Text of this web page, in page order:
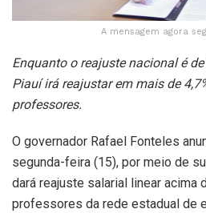
A mensagem agora
Enquanto o reajuste nacional é
Piauí irá reajustar em mais de
professores.
O governador Rafael Fonteles
segunda-feira (15), por meio de
dará reajuste salarial linear acima
professores da rede estadual de